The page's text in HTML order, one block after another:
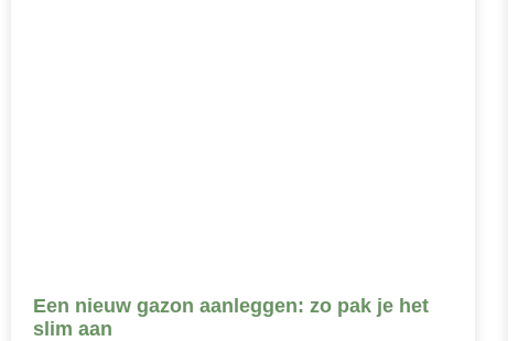
Een nieuw gazon aanleggen: zo pak je het
slim aan